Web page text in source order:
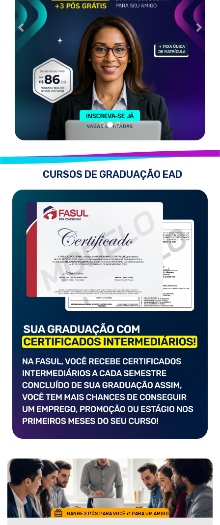
CURSOS DE GRADUAÇÃO EAD
GANHE 2 PÓS PARA VOCÊ +1 PARA UM AMIGO